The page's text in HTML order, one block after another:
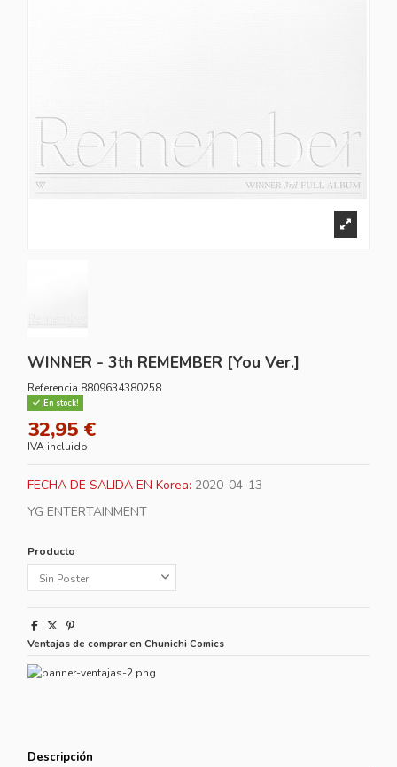
WINNER - 3th REMEMBER [You Ver.]
Referencia 8809634380258
¡En stock!
32,95 €
IVA incluido
FECHA DE SALIDA EN Korea: 2020-04-13
YG ENTERTAINMENT
Producto
Ventajas de comprar en Chunichi Comics
Descripción